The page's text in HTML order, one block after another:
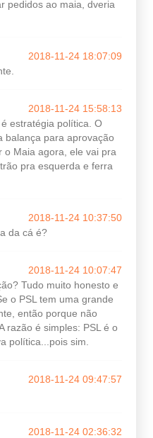
pedidos ao maia, dveria
2018-11-24 18:07:09
2018-11-24 15:58:13
estratégia política. O
balança para aprovação
o Maia agora, ele vai pra
pra esquerda e ferra
2018-11-24 10:37:50
da cá é?
2018-11-24 10:07:47
Tudo muito honesto e
o PSL tem uma grande
então porque não
razão é simples: PSL é o
política...pois sim.
2018-11-24 09:47:57
2018-11-24 02:36:32